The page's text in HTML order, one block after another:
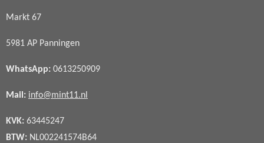
Markt 67
5981 AP Panningen
WhatsApp: 0613250909
Mail: info@mint11.nl
KVK: 63445247
BTW: NL002241574B64